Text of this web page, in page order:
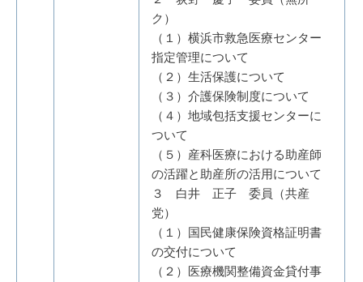
ク）
（１）横浜市救急医療センター
指定管理について
（２）生活保護について
（３）介護保険制度について
（４）地域包括支援センターに
ついて
（５）産科医療における助産師
の活躍と助産所の活用について
３ 白井 正子 委員（共産
党）
（１）国民健康保険資格証明書
の交付について
（２）医療機関整備資金貸付事